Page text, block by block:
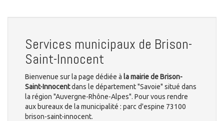
Services municipaux de Brison-
Saint-Innocent
Bienvenue sur la page dédiée à la mairie de Brison-
Saint-Innocentdans le département "Savoie" situé dans
la région "Auvergne-Rhône-Alpes". Pour vous rendre
aux bureaux de la municipalité : parc d'espine 73100
brison-saint-innocent.